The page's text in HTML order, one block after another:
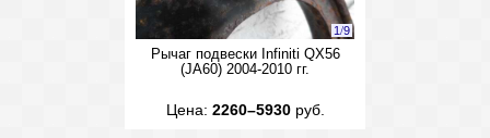
1/9
Рычаг подвески Infiniti QX56
(JA60) 2004-2010 гг.
Цена: 2260–5930руб.